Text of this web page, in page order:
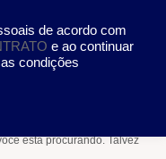
está procurando. Talvez
de acordo com
e ao continuar
condições